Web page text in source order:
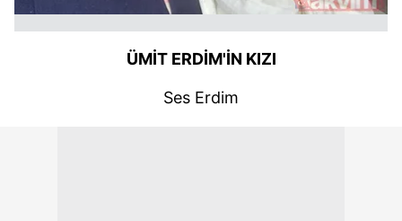
ÜMİT ERDİM'İN KIZI
Ses Erdim